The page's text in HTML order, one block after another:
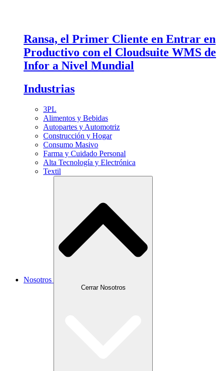
Ransa, el Primer Cliente en Entrar en
Productivo con el Cloudsuite WMS de
Infor a Nivel Mundial
Industrias
3PL
Alimentos y Bebidas
Autopartes y Automotriz
Construcción y Hogar
Consumo Masivo
Farma y Cuidado Personal
Alta Tecnología y Electrónica
Textil
Nosotros
Cerrar Nosotros